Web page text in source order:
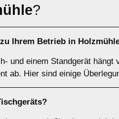
?
Ihrem Betrieb in
und einem Standgerät
ab. Hier sind einige
?